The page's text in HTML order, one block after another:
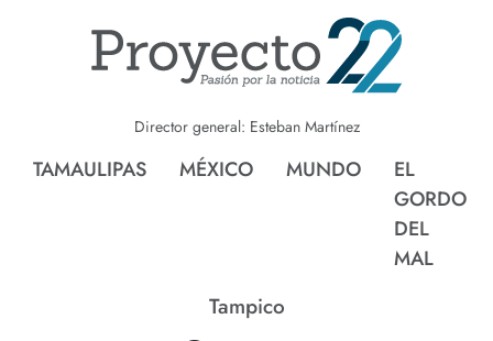
Director general: Esteban Martínez
TAMAULIPAS MÉXICO MUNDO
EL
GORDO
DEL
MAL
Tampico